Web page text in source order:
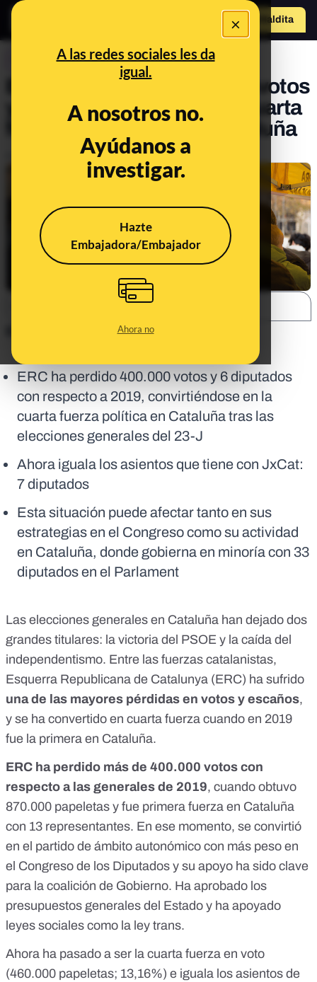
×
A las redes sociales les da
igual.
A nosotros no.
Ayúdanos a
investigar.
Hazte
Embajadora/Embajador
Ahora no
Hazte Maldita
CONTROL DEL PODER
ERC pierde la mitad de los votos
y escaños y pasa a ser la cuarta
fuerza más votada en Cataluña
Jul 25, 2023, 11:40:36 AM
ERC ha perdido 400.000 votos y 6 diputados
con respecto a 2019, convirtiéndose en la
cuarta fuerza política en Cataluña tras las
elecciones generales del 23-J
Ahora iguala los asientos que tiene con JxCat:
7 diputados
Esta situación puede afectar tanto en sus
estrategias en el Congreso como su actividad
en Cataluña, donde gobierna en minoría con 33
diputados en el Parlament
Las elecciones generales en Cataluña han dejado dos
grandes titulares: la victoria del PSOE y la caída del
independentismo. Entre las fuerzas catalanistas,
Esquerra Republicana de Catalunya (ERC) ha sufrido
una de las mayores pérdidas en votos y escaños,
y se ha convertido en cuarta fuerza cuando en 2019
fue la primera en Cataluña.
ERC ha perdido más de 400.000 votos con
respecto a las generales de 2019, cuando obtuvo
870.000 papeletas y fue primera fuerza en Cataluña
con 13 representantes. En ese momento, se convirtió
en el partido de ámbito autonómico con más peso en
el Congreso de los Diputados y su apoyo ha sido clave
para la coalición de Gobierno. Ha aprobado los
presupuestos generales del Estado y ha apoyado
leyes sociales como la ley trans.
Ahora ha pasado a ser la cuarta fuerza en voto
(460.000 papeletas; 13,16%) e iguala los asientos de